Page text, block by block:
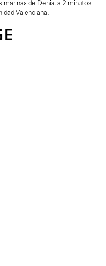
de Denia. a 2 minutos
Valenciana.